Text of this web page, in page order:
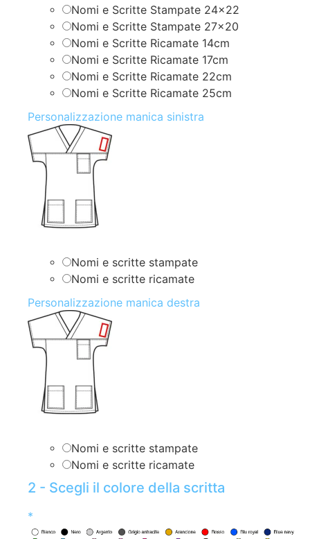
Nomi e Scritte Stampate 24×22
Nomi e Scritte Stampate 27×20
Nomi e Scritte Ricamate 14cm
Nomi e Scritte Ricamate 17cm
Nomi e Scritte Ricamate 22cm
Nomi e Scritte Ricamate 25cm
Personalizzazione manica sinistra
Nomi e scritte stampate
Nomi e scritte ricamate
Personalizzazione manica destra
Nomi e scritte stampate
Nomi e scritte ricamate
2 - Scegli il colore della scritta
*